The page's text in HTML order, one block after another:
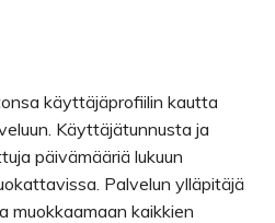
käyttäjäprofiilin kautta
Käyttäjätunnusta ja
päivämääriä lukuun
Palvelun ylläpitäjä
muokkaamaan kaikkien